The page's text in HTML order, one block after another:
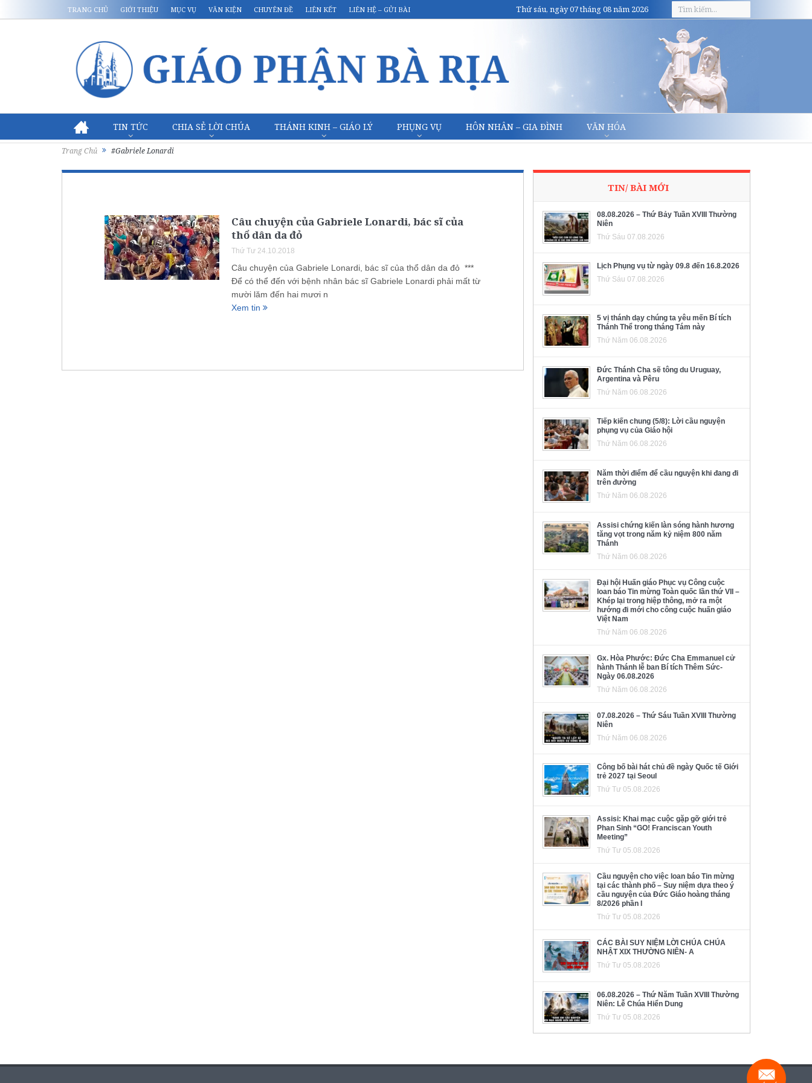
TRANG CHỦ GIỚI THIỆU MỤC VỤ VĂN KIỆN CHUYÊN ĐỀ LIÊN KẾT LIÊN HỆ – GỬI BÀI Thứ sáu, ngày 07 tháng 08 năm 2026
TIN TỨC CHIA SẺ LỜI CHÚA THÁNH KINH – GIÁO LÝ PHỤNG VỤ HÔN NHÂN – GIA ĐÌNH VĂN HÓA
Trang Chủ #Gabriele Lonardi
Câu chuyện của Gabriele Lonardi, bác sĩ của
thổ dân da đỏ
Thứ Tư 24.10.2018
Câu chuyện của Gabriele Lonardi, bác sĩ của thổ dân da đỏ ***
Để có thể đến với bệnh nhân bác sĩ Gabriele Lonardi phải mất từ
mười lăm đến hai mươi n
Xem tin
TIN/ BÀI MỚI
08.08.2026 – Thứ Bảy Tuần XVIII Thường
Niên
Thứ Sáu 07.08.2026
Lịch Phụng vụ từ ngày 09.8 đến 16.8.2026
Thứ Sáu 07.08.2026
5 vị thánh dạy chúng ta yêu mến Bí tích
Thánh Thể trong tháng Tám này
Thứ Năm 06.08.2026
Đức Thánh Cha sẽ tông du Uruguay,
Argentina và Pêru
Thứ Năm 06.08.2026
Tiếp kiến chung (5/8): Lời cầu nguyện
phụng vụ của Giáo hội
Thứ Năm 06.08.2026
Năm thời điểm để cầu nguyện khi đang đi
trên đường
Thứ Năm 06.08.2026
Assisi chứng kiến làn sóng hành hương
tăng vọt trong năm kỷ niệm 800 năm
Thánh
Thứ Năm 06.08.2026
Đại hội Huấn giáo Phục vụ Công cuộc
loan báo Tin mừng Toàn quốc lần thứ VII –
Khép lại trong hiệp thông, mở ra một
hướng đi mới cho công cuộc huấn giáo
Việt Nam
Thứ Năm 06.08.2026
Gx. Hòa Phước: Đức Cha Emmanuel cử
hành Thánh lễ ban Bí tích Thêm Sức-
Ngày 06.08.2026
Thứ Năm 06.08.2026
07.08.2026 – Thứ Sáu Tuần XVIII Thường
Niên
Thứ Năm 06.08.2026
Công bố bài hát chủ đề ngày Quốc tế Giới
trẻ 2027 tại Seoul
Thứ Tư 05.08.2026
Assisi: Khai mạc cuộc gặp gỡ giới trẻ
Phan Sinh “GO! Franciscan Youth
Meeting”
Thứ Tư 05.08.2026
Cầu nguyện cho việc loan báo Tin mừng
tại các thành phố – Suy niệm dựa theo ý
cầu nguyện của Đức Giáo hoàng tháng
8/2026 phần I
Thứ Tư 05.08.2026
CÁC BÀI SUY NIỆM LỜI CHÚA CHÚA
NHẬT XIX THƯỜNG NIÊN- A
Thứ Tư 05.08.2026
06.08.2026 – Thứ Năm Tuần XVIII Thường
Niên: Lễ Chúa Hiển Dung
Thứ Tư 05.08.2026